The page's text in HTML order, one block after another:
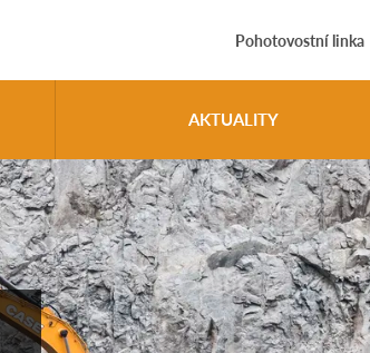
Pohotovostní linka
AKTUALITY